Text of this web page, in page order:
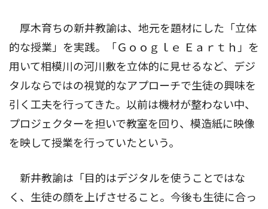
厚木育ちの新井教諭は、地元を題材にした「立体
的な授業」を実践。「Ｇｏｏｇｌｅ Ｅａｒｔｈ」を
用いて相模川の河川敷を立体的に見せるなど、デジ
タルならではの視覚的なアプローチで生徒の興味を
引く工夫を行ってきた。以前は機材が整わない中、
プロジェクターを担いで教室を回り、模造紙に映像
を映して授業を行っていたという。
新井教諭は「目的はデジタルを使うことではな
く、生徒の顔を上げさせること。今後も生徒に合っ